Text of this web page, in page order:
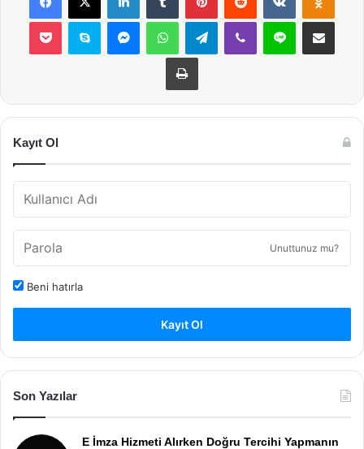
Pocket Skype MessengerWhatsAppTelegramViber Line E-Posta ile
Yazdır
Kayıt Ol
Unuttunuz mu?
Beni hatırla
Kayıt Ol
Son Yazılar
E İmza Hizmeti Alırken Doğru Tercihi Yapmanın